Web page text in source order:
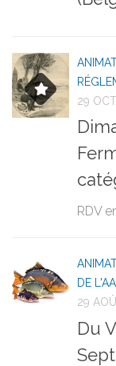
29
RDV
DE
29
Du